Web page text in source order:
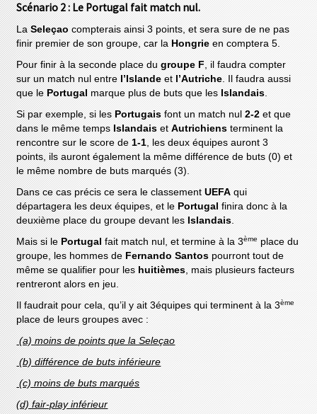
Scénario 2 : Le Portugal fait match nul.
LaSeleçaocompterais ainsi 3 points, et sera sure de ne pas
finir premier de son groupe, car la Hongrieen comptera 5.
Pour finir à la seconde place dugroupe F, il faudra compter
sur un match nul entre l’Islandeet l’Autriche. Il faudra aussi
que le Portugalmarque plus de buts que les Islandais.
Si par exemple, si les Portugaisfont un match nul2-2 et que
dans le même temps IslandaisetAutrichiens terminent la
rencontre sur le score de1-1, les deux équipes auront 3
points, ils auront également la même différence de buts (0) et
le même nombre de buts marqués (3).
Dans ce cas précis ce sera le classementUEFA qui
départagera les deux équipes, et le Portugalfinira donc à la
deuxième place du groupe devant les Islandais.
Mais si le Portugalfait match nul, et termine à la 3ème place du
groupe, les hommes de Fernando Santos pourront tout de
même se qualifier pour les huitièmes, mais plusieurs facteurs
rentreront alors en jeu.
Il faudrait pour cela, qu’il y ait 3équipes qui terminent à la 3ème
place de leurs groupes avec :
(a) moins de points que la Seleçao
(b) différence de buts inférieure
(c) moins de buts marqués
(d) fair-play inférieur